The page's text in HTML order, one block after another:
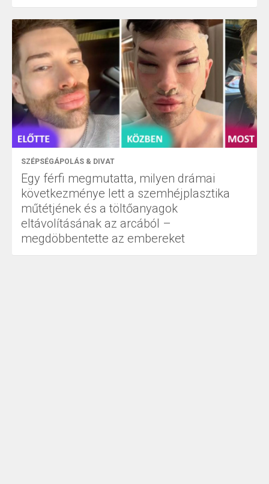
SZÉPSÉGÁPOLÁS & DIVAT
Egy férfi megmutatta, milyen drámai
következménye lett a szemhéjplasztika
műtétjének és a töltőanyagok
eltávolításának az arcából –
megdöbbentette az embereket